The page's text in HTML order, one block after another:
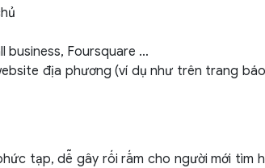
business, Foursquare …
địa phương (ví dụ như trên trang
tạp, dễ gây rối rắm cho người mới tìm